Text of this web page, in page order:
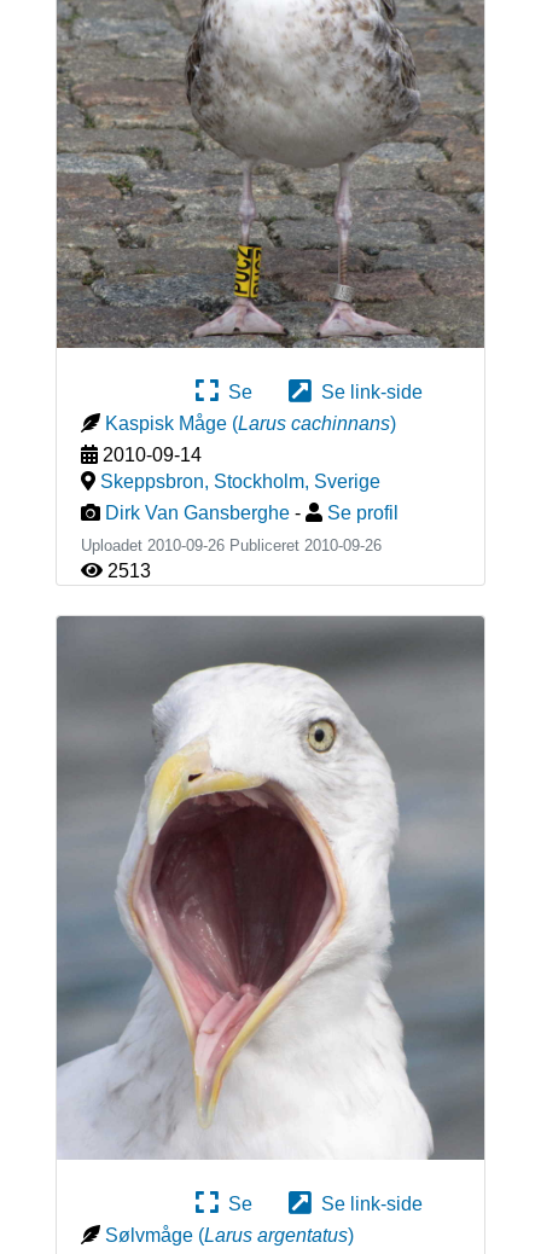
Se
Se link-side
Kaspisk Måge (Larus cachinnans)
2010-09-14
Skeppsbron, Stockholm, Sverige
Dirk Van Gansberghe - Se profil
Uploadet 2010-09-26 Publiceret 2010-09-26
2513
Se
Se link-side
Sølvmåge (Larus argentatus)